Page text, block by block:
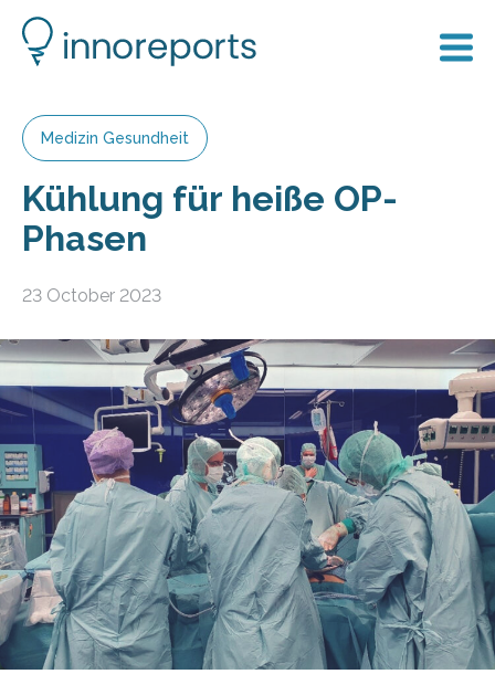
Medizin Gesundheit
Kühlung für heiße OP-
Phasen
23 October 2023